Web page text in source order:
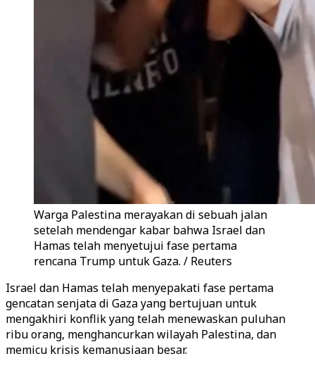
Warga Palestina merayakan di sebuah jalan
setelah mendengar kabar bahwa Israel dan
Hamas telah menyetujui fase pertama
rencana Trump untuk Gaza. / Reuters
Israel dan Hamas telah menyepakati fase pertama
gencatan senjata di Gaza yang bertujuan untuk
mengakhiri konflik yang telah menewaskan puluhan
ribu orang, menghancurkan wilayah Palestina, dan
memicu krisis kemanusiaan besar.